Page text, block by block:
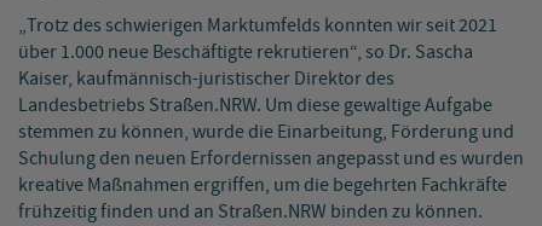
„Trotz des schwierigen Marktumfelds konnten wir seit 2021
über 1.000 neue Beschäftigte rekrutieren“, so Dr. Sascha
Kaiser, kaufmännisch-juristischer Direktor des
Landesbetriebs Straßen.NRW. Um diese gewaltige Aufgabe
stemmen zu können, wurde die Einarbeitung, Förderung und
Schulung den neuen Erfordernissen angepasst und es wurden
kreative Maßnahmen ergriffen, um die begehrten Fachkräfte
frühzeitig finden und an Straßen.NRW binden zu können.